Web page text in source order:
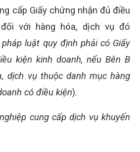
cấp Giấy chứng nhận đủ điều
với hàng hóa, dịch vụ đó
luật quy định phải có Giấy
kiện kinh doanh, nếu Bên B
dịch vụ thuộc danh mục hàng
có điều kiện).
cung cấp dịch vụ khuyến